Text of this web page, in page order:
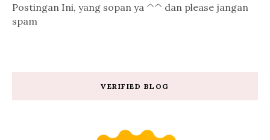
Postingan Ini, yang sopan ya ^^ dan please jangan
spam
VERIFIED BLOG